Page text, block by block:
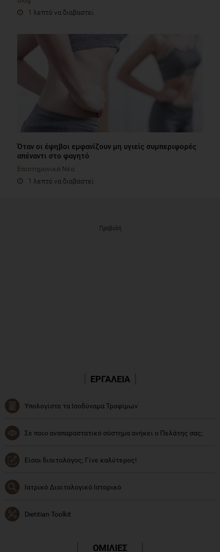
1 λεπτό να διαβαστεί
Όταν οι έφηβοι εμφανίζουν μη υγιείς συμπεριφορές
απέναντι στο φαγητό
Επιστημονικά Νέα
1 λεπτό να διαβαστεί
Προβολή
ΕΡΓΑΛΕΙΑ
Υπολογίστε τα Ισοδύναμα Τροφίμων
Σε ποιο αναπαραστατικό σύστημα ανήκει ο Πελάτης σας;
Είσαι διαιτολόγος; Γίνε καλύτερος!
Ιατρικό Διαιτολογικό Ιστορικό
Dietitian Toolkit
ΟΜΙΛΙΕΣ